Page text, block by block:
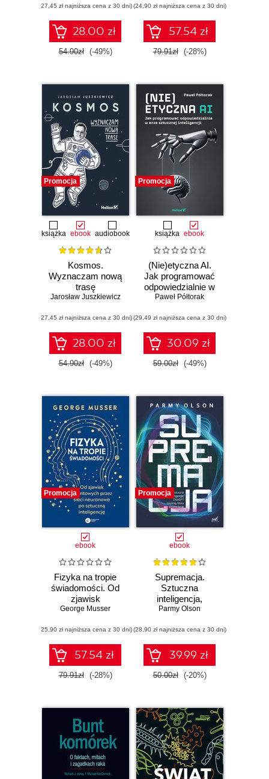
(27,45 zł najniższa cena z 30 dni)
28.00 zł
54.90zł (-49%)
(24,90 zł najniższa cena z 30 dni)
57.54 zł
79.91zł (-28%)
Promocja
książka ebook audiobook
Kosmos.
Wyznaczam nową
trasę
Jarosław Juszkiewicz
(27,45 zł najniższa cena z 30 dni)
28.00 zł
54.90zł (-49%)
Promocja
książka ebook
(Nie)etyczna AI.
Jak programować
odpowiedzialnie w
erze sztucznej
Paweł Półtorak
(29,49 zł najniższa cena z 30 dni)
30.09 zł
59.00zł (-49%)
Promocja
ebook
Fizyka na tropie
świadomości. Od
zjawisk
kwantowych przez
sztuczną
inteligencję
George Musser
(25,90 zł najniższa cena z 30 dni)
57.54 zł
79.91zł (-28%)
Promocja
ebook
Supremacja.
Sztuczna
inteligencja,
ChatGPT i wyścig,
Parmy Olson
(28,90 zł najniższa cena z 30 dni)
39.99 zł
50.00zł (-20%)